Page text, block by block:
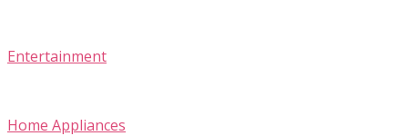
Entertainment
Home Appliances